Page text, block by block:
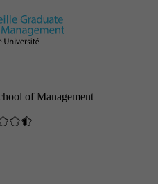
of Management